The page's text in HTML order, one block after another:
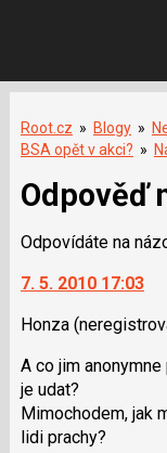
Root.cz » Blogy »
BSA opět v akci? »
Odpověď
Odpovídáte na
7. 5. 2010 17:03
Honza
A co jim
je udat?
Mimochodem, jak
lidi prachy?